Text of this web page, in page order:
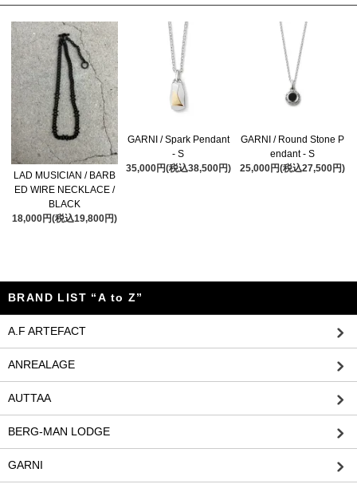
LAD MUSICIAN / BARB
ED WIRE NECKLACE /
BLACK
18,000円(税込19,800円)
GARNI / Spark Pendant
- S
35,000円(税込38,500円)
GARNI / Round Stone P
endant - S
25,000円(税込27,500円)
BRAND LIST “A to Z”
A.F ARTEFACT
ANREALAGE
AUTTAA
BERG-MAN LODGE
GARNI